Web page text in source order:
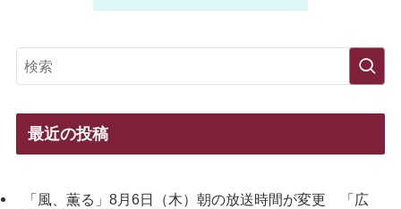
最近の投稿
「風、薫る」8月6日（木）朝の放送時間が変更 「広